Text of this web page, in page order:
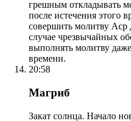
грешным откладывать
после истечения этого
совершить молитву
случае чрезвычайных
выполнять молитву
времени.
20:58
Магриб
Закат солнца. Начало